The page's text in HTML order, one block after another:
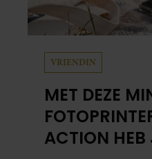
VRIENDIN
MET DEZE
ACTION HEB